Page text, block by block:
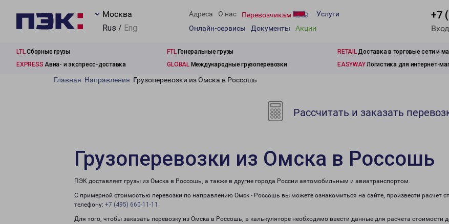
Москва
Rus / Eng
Адреса О нас Перевозчикам
Услуги
Онлайн-сервисы
Документы Акции
+7
LTLСборные грузы FTLГенеральные грузы RETAILДоставка в торговые сети и
EXPRESS Авиа- и экспресс-доставка GLOBALМеждународные грузоперевозки EASYWAYЛогистика для интернет-
Главная Направления Грузоперевозки из Омска в Россошь
Рассчитать и заказать
Грузоперевозки из Омска в Россошь
ПЭК доставляет грузы из Омска в Россошь, а также в другие города России автомобильным и авиатранспортом.
С примерной стоимостью перевозки по направлению Омск - Россошь вы можете ознакомиться на сайте, произвести расчет
телефону: +7 (495) 660-11-11 .
Для того, чтобы заказать перевозку из Омска в Россошь, в калькуляторе необходимо ввести данные для расчета стоимости